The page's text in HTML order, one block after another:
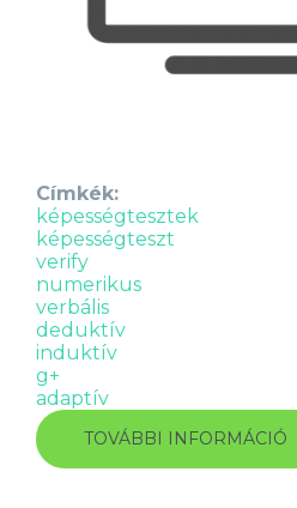
Címkék:
képességtesztek
képességteszt
verify
numerikus
verbális
deduktív
induktív
g+
adaptív
TOVÁBBI INFORMÁCIÓ